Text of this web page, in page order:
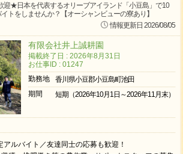
迎★日本を代表するオリーブアイランド「小豆島」で10
トをしませんか？【オーシャンビューの寮あり】
情報更新日 2026/08/05
有限会社井上誠耕園
掲載終了日 : 2026年8月31日
お仕事ID : 01247
勤務地
香川県小豆郡小豆島町池田
期間
短期（2026年10月1日～2026年11月末）
ルバイト／友達同士の応募も歓迎！